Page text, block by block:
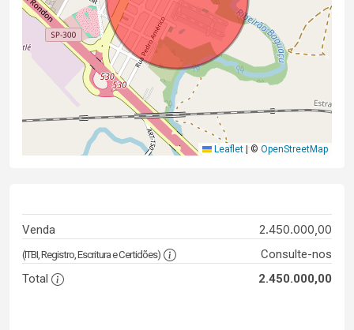
Leaflet © OpenStreetMap
Venda 2.450.000,00
(ITBI, Registro, Escritura e Certidões)
Consulte-nos
Total
2.450.000,00